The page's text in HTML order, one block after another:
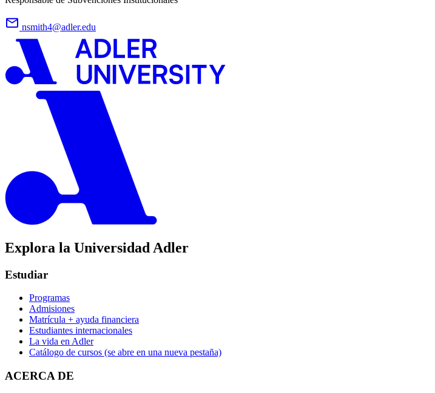
nsmith4@adler.edu
Explora la Universidad Adler
Estudiar
Programas
Admisiones
Matrícula + ayuda financiera
Estudiantes internacionales
La vida en Adler
Catálogo de cursos (se abre en una nueva pestaña)
ACERCA DE